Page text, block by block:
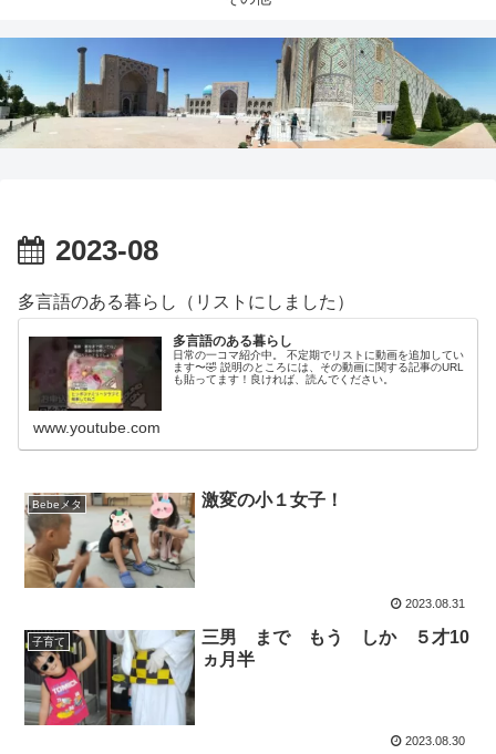
2023-08
多言語のある暮らし（リストにしました）
多言語のある暮らし
日常の一コマ紹介中。 不定期でリストに動画を追加してい
ます〜🤣 説明のところには、その動画に関する記事のURL
も貼ってます！良ければ、読んでください。
www.youtube.com
Bebeメタ 激変の小１女子！
2023.08.31
子育て
三男 まで もう しか ５才10
ヵ月半
2023.08.30